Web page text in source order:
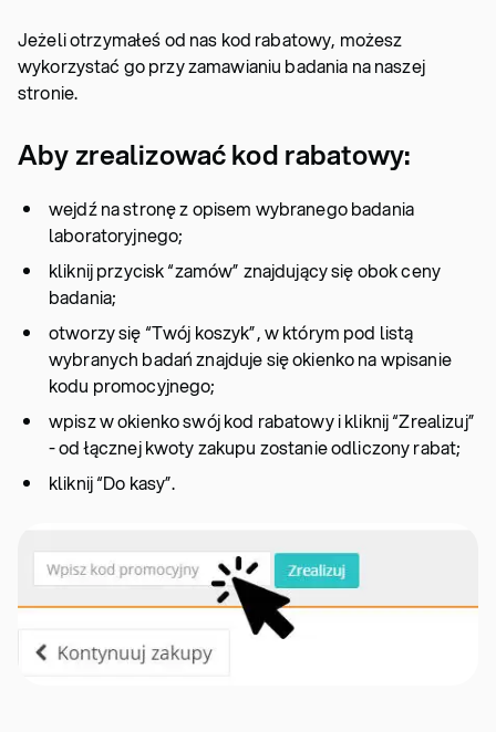
Jeżeli otrzymałeś od nas kod rabatowy, możesz
wykorzystać go przy zamawianiu badania na naszej
stronie.
Aby zrealizować kod rabatowy:
wejdź na stronę z opisem wybranego badania
laboratoryjnego;
kliknij przycisk “zamów” znajdujący się obok ceny
badania;
otworzy się “Twój koszyk”, w którym pod listą
wybranych badań znajduje się okienko na wpisanie
kodu promocyjnego;
wpisz w okienko swój kod rabatowy i kliknij “Zrealizuj”
- od łącznej kwoty zakupu zostanie odliczony rabat;
kliknij “Do kasy”.